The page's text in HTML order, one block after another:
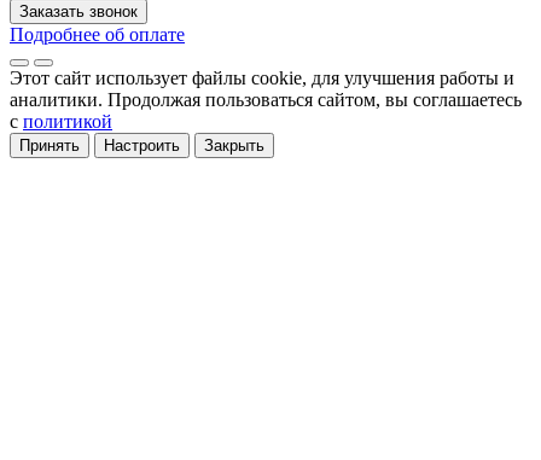
Заказать звонок
Подробнее об оплате
Этот сайт использует файлы cookie, для улучшения работы и
аналитики. Продолжая пользоваться сайтом, вы соглашаетесь
с политикой
Принять Настроить Закрыть